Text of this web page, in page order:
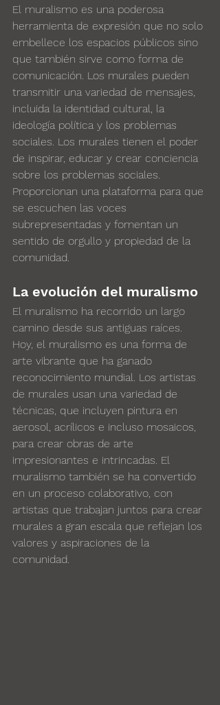
El muralismo es una poderosa
herramienta de expresión que no solo
embellece los espacios públicos sino
que también sirve como forma de
comunicación. Los murales pueden
transmitir una variedad de mensajes,
incluida la identidad cultural, la
ideología política y los problemas
sociales. Los murales tienen el poder
de inspirar, educar y crear conciencia
sobre los problemas sociales.
Proporcionan una plataforma para que
se escuchen las voces
subrepresentadas y fomentan un
sentido de orgullo y propiedad de la
comunidad.
La evolución del muralismo
El muralismo ha recorrido un largo
camino desde sus antiguas raíces.
Hoy, el muralismo es una forma de
arte vibrante que ha ganado
reconocimiento mundial. Los artistas
de murales usan una variedad de
técnicas, que incluyen pintura en
aerosol, acrílicos e incluso mosaicos,
para crear obras de arte
impresionantes e intrincadas. El
muralismo también se ha convertido
en un proceso colaborativo, con
artistas que trabajan juntos para crear
murales a gran escala que reflejan los
valores y aspiraciones de la
comunidad.